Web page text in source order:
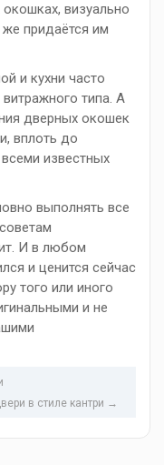
визуально
придаётся им
и кухни часто
типа. А
дверных окошек
вплоть до
известных
выполнять все
И в любом
и ценится сейчас
того или иного
и не
в стиле кантри →